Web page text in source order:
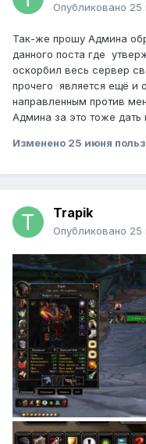
Опубликовано 25
Так-же прошу Админа
данного поста где
оскорбил весь сервер
прочего является ещё и
направленным против
Админа за это тоже
Изменено 25 июня
Trapik
Опубликовано 25